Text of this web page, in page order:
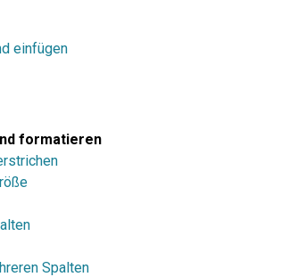
einfügen
formatieren
Spalten